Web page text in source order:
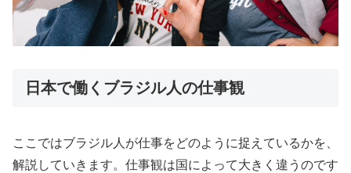
日本で働くブラジル人の仕事観
ここではブラジル人が仕事をどのように捉えているかを、
解説していきます。仕事観は国によって大きく違うのです